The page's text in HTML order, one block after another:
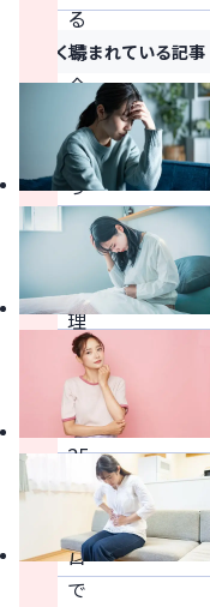
る
場
合
で
あ
っ
て
も、
生
理
周
期
が
25
～
日
で
よく読まれている記事